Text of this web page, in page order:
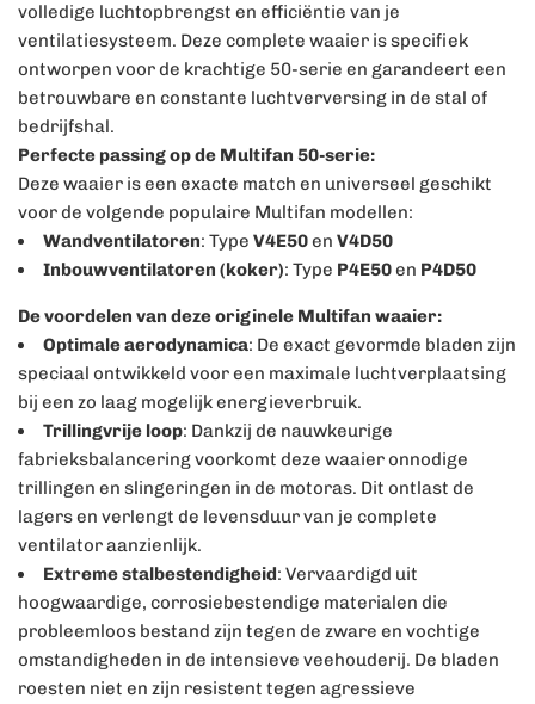
volledige luchtopbrengst en efficiëntie van je
ventilatiesysteem. Deze complete waaier is specifiek
ontworpen voor de krachtige 50-serie en garandeert een
betrouwbare en constante luchtverversing in de stal of
bedrijfshal.
Perfecte passing op de Multifan 50-serie:
Deze waaier is een exacte match en universeel geschikt
voor de volgende populaire Multifan modellen:
Wandventilatoren: Type V4E50en V4D50
Inbouwventilatoren (koker): Type P4E50en P4D50
De voordelen van deze originele Multifan waaier:
Optimale aerodynamica: De exact gevormde bladen zijn
speciaal ontwikkeld voor een maximale luchtverplaatsing
bij een zo laag mogelijk energieverbruik.
Trillingvrije loop: Dankzij de nauwkeurige
fabrieksbalancering voorkomt deze waaier onnodige
trillingen en slingeringen in de motoras. Dit ontlast de
lagers en verlengt de levensduur van je complete
ventilator aanzienlijk.
Extreme stalbestendigheid: Vervaardigd uit
hoogwaardige, corrosiebestendige materialen die
probleemloos bestand zijn tegen de zware en vochtige
omstandigheden in de intensieve veehouderij. De bladen
roesten niet en zijn resistent tegen agressieve